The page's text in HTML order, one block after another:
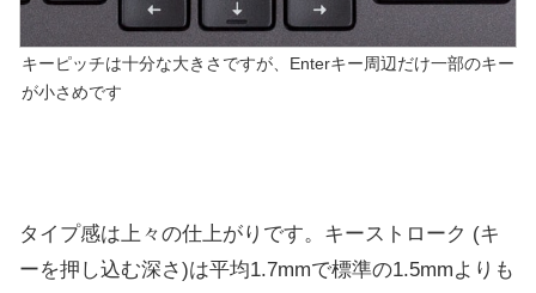
キーピッチは十分な大きさですが、Enterキー周辺だけ一部のキー
が小さめです
タイプ感は上々の仕上がりです。キーストローク (キ
ーを押し込む深さ)は平均1.7mmで標準の1.5mmよりも